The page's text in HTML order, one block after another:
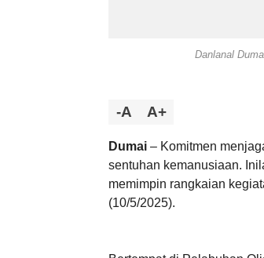
Danlanal
-A A+
Dumai – Komitmen
sentuhan kemanusiaan.
memimpin rangkaian
(10/5/2025).